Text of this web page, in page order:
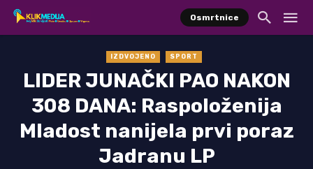
Osmrtnice
IZDVOJENO SPORT
LIDER JUNAČKI PAO NAKON
308 DANA: Raspoloženija
Mladost nanijela prvi poraz
Jadranu LP